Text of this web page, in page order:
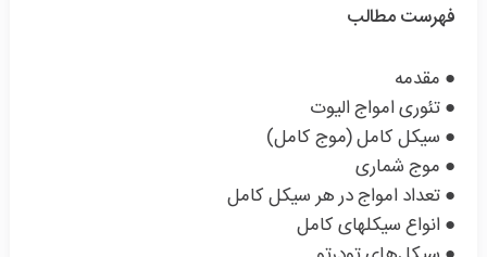
فهرست مطالب
● مقدمه
● تئوری امواج الیوت
● سیکل کامل (موج کامل)
● موج شماری
● تعداد امواج در هر سیکل کامل
● انواع سیکلهای کامل